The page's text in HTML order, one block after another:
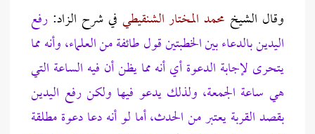
وقال الشيخ محمد المختار الشنقيطي في شرح الزاد: رفع
اليدين بالدعاء بين الخطبتين قول طائفة من العلماء، وأنه مما
يتحرى لإجابة الدعوة أي أنه مما يظن أن فيه الساعة التي
هي ساعة الجمعة، ولذلك يدعو فيها ولكن رفع اليدين
بقصد القربة يعتبر من الحدث، أما لو أنه دعا دعوة مطلقة